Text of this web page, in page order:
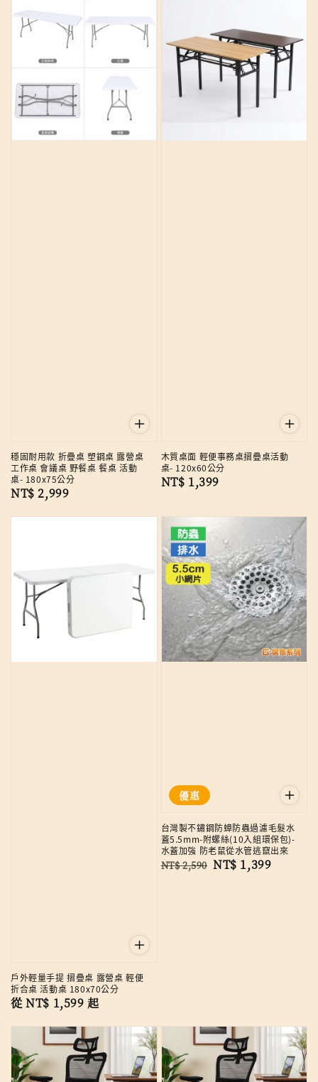
穩固耐用款 折疊桌 塑鋼桌 露營桌
工作桌 會議桌 野餐桌 餐桌 活動
桌- 180x75公分
Regular
NT$ 2,999
木質桌面 輕便事務桌摺疊桌活動
桌- 120x60公分
Regular
NT$ 1,399
戶外輕量手提 摺疊桌 露營桌 輕便
折合桌 活動桌 180x70公分
Regular
從NT$ 1,599 起
優惠
台灣製不鏽鋼防蟑防蟲過濾毛髮水
蓋5.5mm-附螺絲(10入組環保包)-
水蓋加強 防老鼠從水管逃竄出來
Regular
NT$ 2,590 Sale
NT$ 1,399